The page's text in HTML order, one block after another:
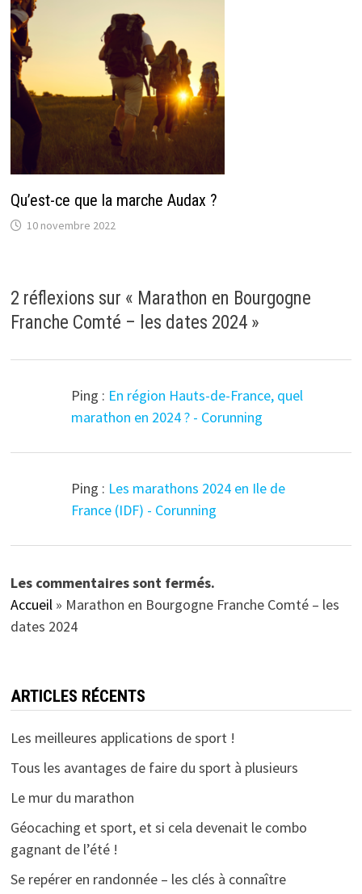
Qu’est-ce que la marche Audax ?
10 novembre 2022
2 réflexions sur « Marathon en Bourgogne
Franche Comté – les dates 2024 »
Ping : En région Hauts-de-France, quel
marathon en 2024 ? - Corunning
Ping : Les marathons 2024 en Ile de
France (IDF) - Corunning
Les commentaires sont fermés.
Accueil » Marathon en Bourgogne Franche Comté – les
dates 2024
ARTICLES RÉCENTS
Les meilleures applications de sport !
Tous les avantages de faire du sport à plusieurs
Le mur du marathon
Géocaching et sport, et si cela devenait le combo
gagnant de l’été !
Se repérer en randonnée – les clés à connaître